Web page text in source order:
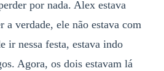
por nada. Alex estava
a verdade, ele não estava com
ir nessa festa, estava indo
Agora, os dois estavam lá